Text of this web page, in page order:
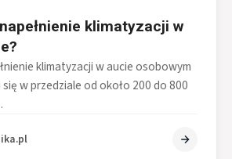
klimatyzacji w
klimatyzacji w aucie osobowym
się w przedziale od około 200 do 800